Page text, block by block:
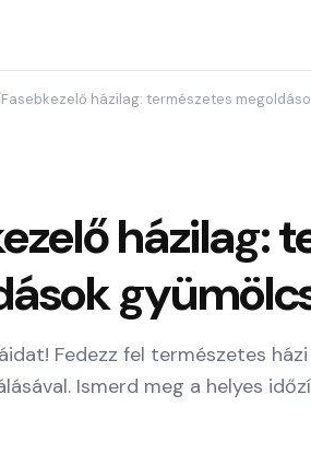
Fasebkezelő házilag: természetes
házilag:
Fedezz fel természetes
Ismerd meg a helyes